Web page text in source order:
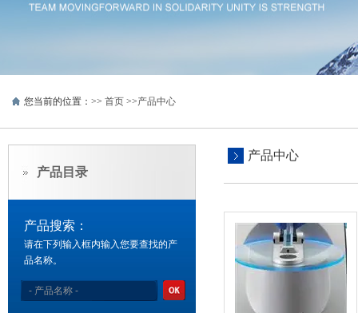
您当前的位置：>> 首页 >>产品中心
产品目录
产品搜索：
请在下列输入框内输入您要查找的产
品名称。
产品中心